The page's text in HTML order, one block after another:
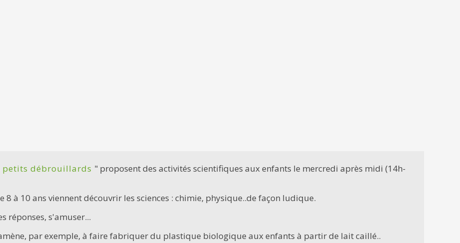
petits débrouillards " proposent des activités scientifiques aux enfants le mercredi après midi (14h-
8 à 10 ans viennent découvrir les sciences : chimie, physique..de façon ludique.
réponses, s'amuser...
par exemple, à faire fabriquer du plastique biologique aux enfants à partir de lait caillé..